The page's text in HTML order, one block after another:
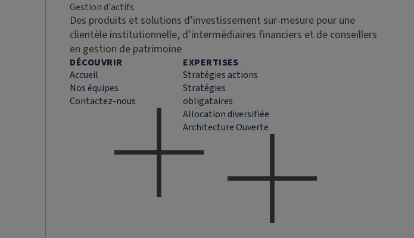
Gestion d'actifs
Des produits et solutions d’investissement sur-mesure pour une
clientèle institutionnelle, d’intermédiaires financiers et de conseillers
en gestion de patrimoine
DÉCOUVRIR
Accueil
Nos équipes
Contactez-nous
EXPERTISES
Stratégies actions
Stratégies
obligataires
Allocation diversifiée
Architecture Ouverte